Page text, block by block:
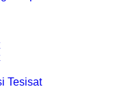
Tesisat